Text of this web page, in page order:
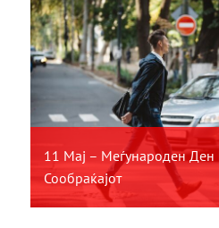
11 Мај – Меѓународен Ден
Сообраќајот